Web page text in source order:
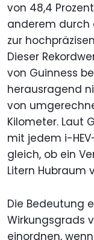
von 48,4
anderem durch
zur
Dieser
von Guinness
herausragend
von
Kilometer. Laut
mit jedem i-
gleich, ob ein
Litern Hubraum
Die Bedeutung
Wirkungsgrads
einordnen,